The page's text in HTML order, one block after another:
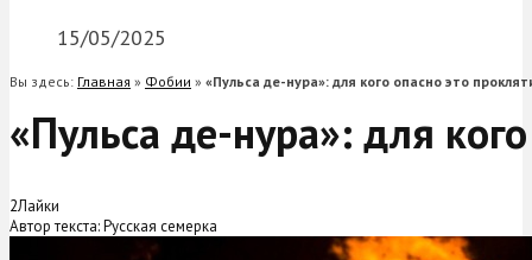
15/05/2025
Вы здесь: Главная » Фобии » «Пульса де-нура»: для кого опасно это
«Пульса де-нура»: для
2Лайки
Автор текста: Русская семерка